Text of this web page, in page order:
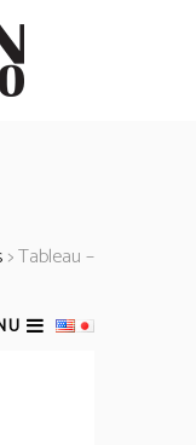
> Tableau –